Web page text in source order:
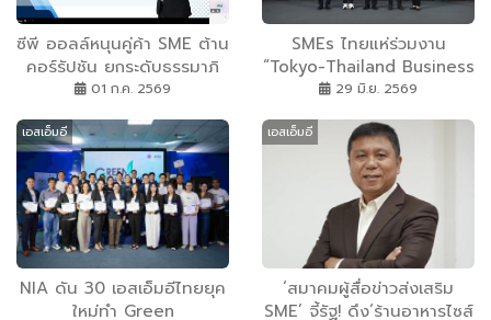
ซีพี ออลล์หนุนคู่ค้า SME ต้าน
คอร์รัปชัน ยกระดับธรรมาภิ
บาลตลอดห่วงโซ่อุปทาน
01 ก.ค. 2569
SMEs ไทยแห่ร่วมงาน
“Tokyo-Thailand Business
Partnership Seminar
ธุรกิจสู่กรุงโตเกียว
29 มิ.ย. 2569
เอสเอ็มอี
NIA ดัน 30 เอสเอ็มอีไทยยุค
ใหม่ทำ Green
เอสเอ็มอี
‘สมาคมผู้สื่อข่าวส่งเสริม
SME’ จี้รัฐ! ดึง‘ร้านอาหารไซส์